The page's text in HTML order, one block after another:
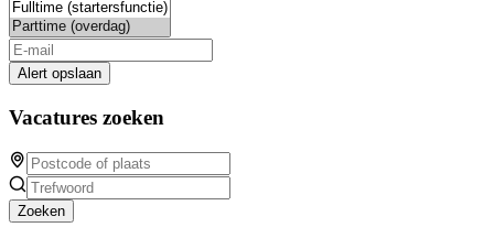
Alert opslaan
Vacatures zoeken
Zoeken